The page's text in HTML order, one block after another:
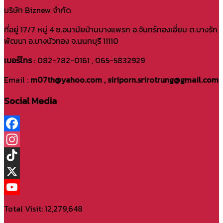
บริษัท Biznew จำกัด
ที่อยู่ 17/7 หมู่ 4 ซ.อนามัยบ้านบางแพรก อ.จันทร์ทองเอี่ยม ต.บางรัก
พัฒนา อ.บางบัวทอง จ.นนทบุรี 11110
เบอร์โทร: 082-782-0161 , 065-5832929
Email : m07th@yahoo.com , siriporn.srirotrung@gmail.com
Social Media
Facebook
Instagram
TikTok
X
YouTube
Total Visit: 12,279,648